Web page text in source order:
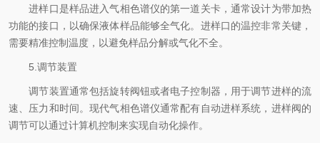
进样口是样品进入气相色谱仪的第一道关卡，通常设计为带加热
功能的接口，以确保液体样品能够全气化。进样口的温控非常关键，
需要精准控制温度，以避免样品分解或气化不全。
5.调节装置
调节装置通常包括旋转阀钮或者电子控制器，用于调节进样的流
速、压力和时间。现代气相色谱仪通常配有自动进样系统，进样阀的
调节可以通过计算机控制来实现自动化操作。